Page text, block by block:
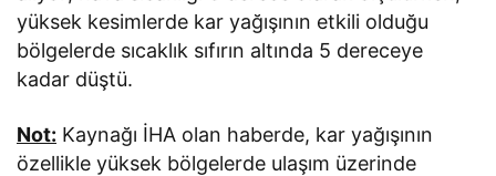
yüksek kesimlerde kar yağışının etkili olduğu
bölgelerde sıcaklık sıfırın altında 5 dereceye
kadar düştü.
Not: Kaynağı İHA olan haberde, kar yağışının
özellikle yüksek bölgelerde ulaşım üzerinde